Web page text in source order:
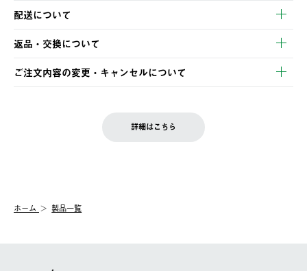
以下のいずれかの方法でお支払いいただけます。
・クレジットカード決済
・コンビニ決済
・Pay-easy決済
配送について
【発送スケジュール】
ご注文・ご入金完了より2営業日以内に商品を発送いたします。
土日祝の発送はございませんので、木曜日以降のご注文は週明け
の発送となる場合がございます。
【配送業者】
佐川急便にて配送されます。
返品・交換について
※お客様都合の場合
お客様都合の返品にかかる送料は、お客様ご負担とさせていただ
一度お手元の商品を返品いただき、ご希望商品を再注文してくだ
ご注文内容の変更・キャンセルについて
LOGOS FAMILY会員の方は、会員マイページ内 購入履歴画面に
詳細はこちら
ホーム 製品一覧